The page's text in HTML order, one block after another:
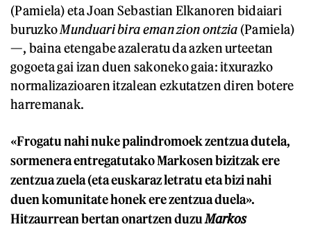
(Pamiela) eta Joan Sebastian Elkanoren bidaiari
buruzkoMunduari bira eman zion ontzia (Pamiela)
—, baina etengabe azaleratu da azken urteetan
gogoeta gai izan duen sakoneko gaia: itxurazko
normalizazioaren itzalean ezkutatzen diren botere
harremanak.
«Frogatu nahi nuke palindromoek zentzua dutela,
sormenera entregatutako Markosen bizitzak ere
zentzua zuela (eta euskaraz letratu eta bizi nahi
duen komunitate honek ere zentzua duela».
Hitzaurrean bertan onartzen duzuMarkos